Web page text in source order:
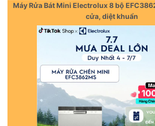
Máy Rửa Bát Mini Electrolux 8 bộ
cửa, diệt khuẩn